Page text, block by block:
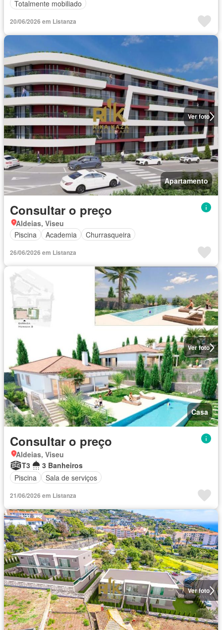
Totalmente mobiliado
20/06/2026 em Listanza
Ver foto
Apartamento
Consultar o preço
Aldeias, Viseu
Piscina
Academia Churrasqueira
26/06/2026 em Listanza
Ver foto
Casa
Consultar o preço
Aldeias, Viseu
T3
3 Banheiros
Piscina
Sala de serviços
21/06/2026 em Listanza
Ver foto